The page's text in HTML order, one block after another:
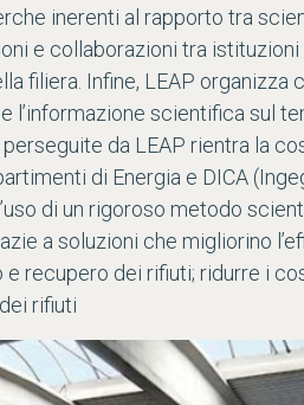
inerenti al rapporto tra
e collaborazioni tra
filiera. Infine, LEAP
scientifica sul
da LEAP rientra la
di Energia e DICA
di un rigoroso metodo
a soluzioni che migliorino
recupero dei rifiuti; ridurre i
rifiuti